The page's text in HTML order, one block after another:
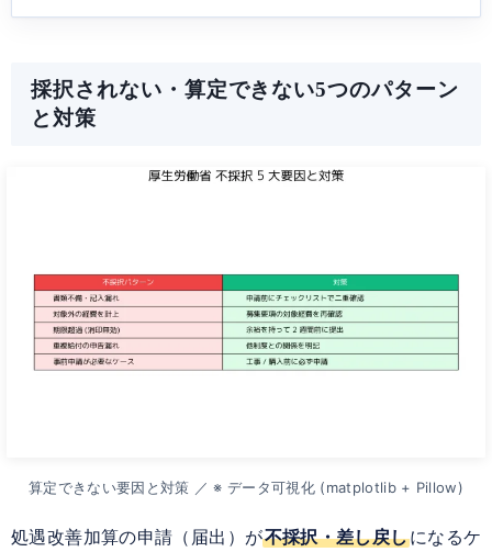
採択されない・算定できない5つのパターン
と対策
算定できない要因と対策 ／ ※ データ可視化 (matplotlib + Pillow)
処遇改善加算の申請（届出）が不採択・差し戻しになるケ